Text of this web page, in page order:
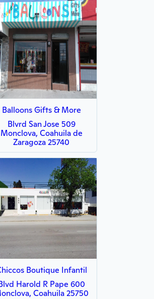
Balloons Gifts & More
Blvrd San Jose 509
Monclova, Coahuila de
Zaragoza 25740
Boutique Infantil
Harold R Pape 600
Coahuila 25750